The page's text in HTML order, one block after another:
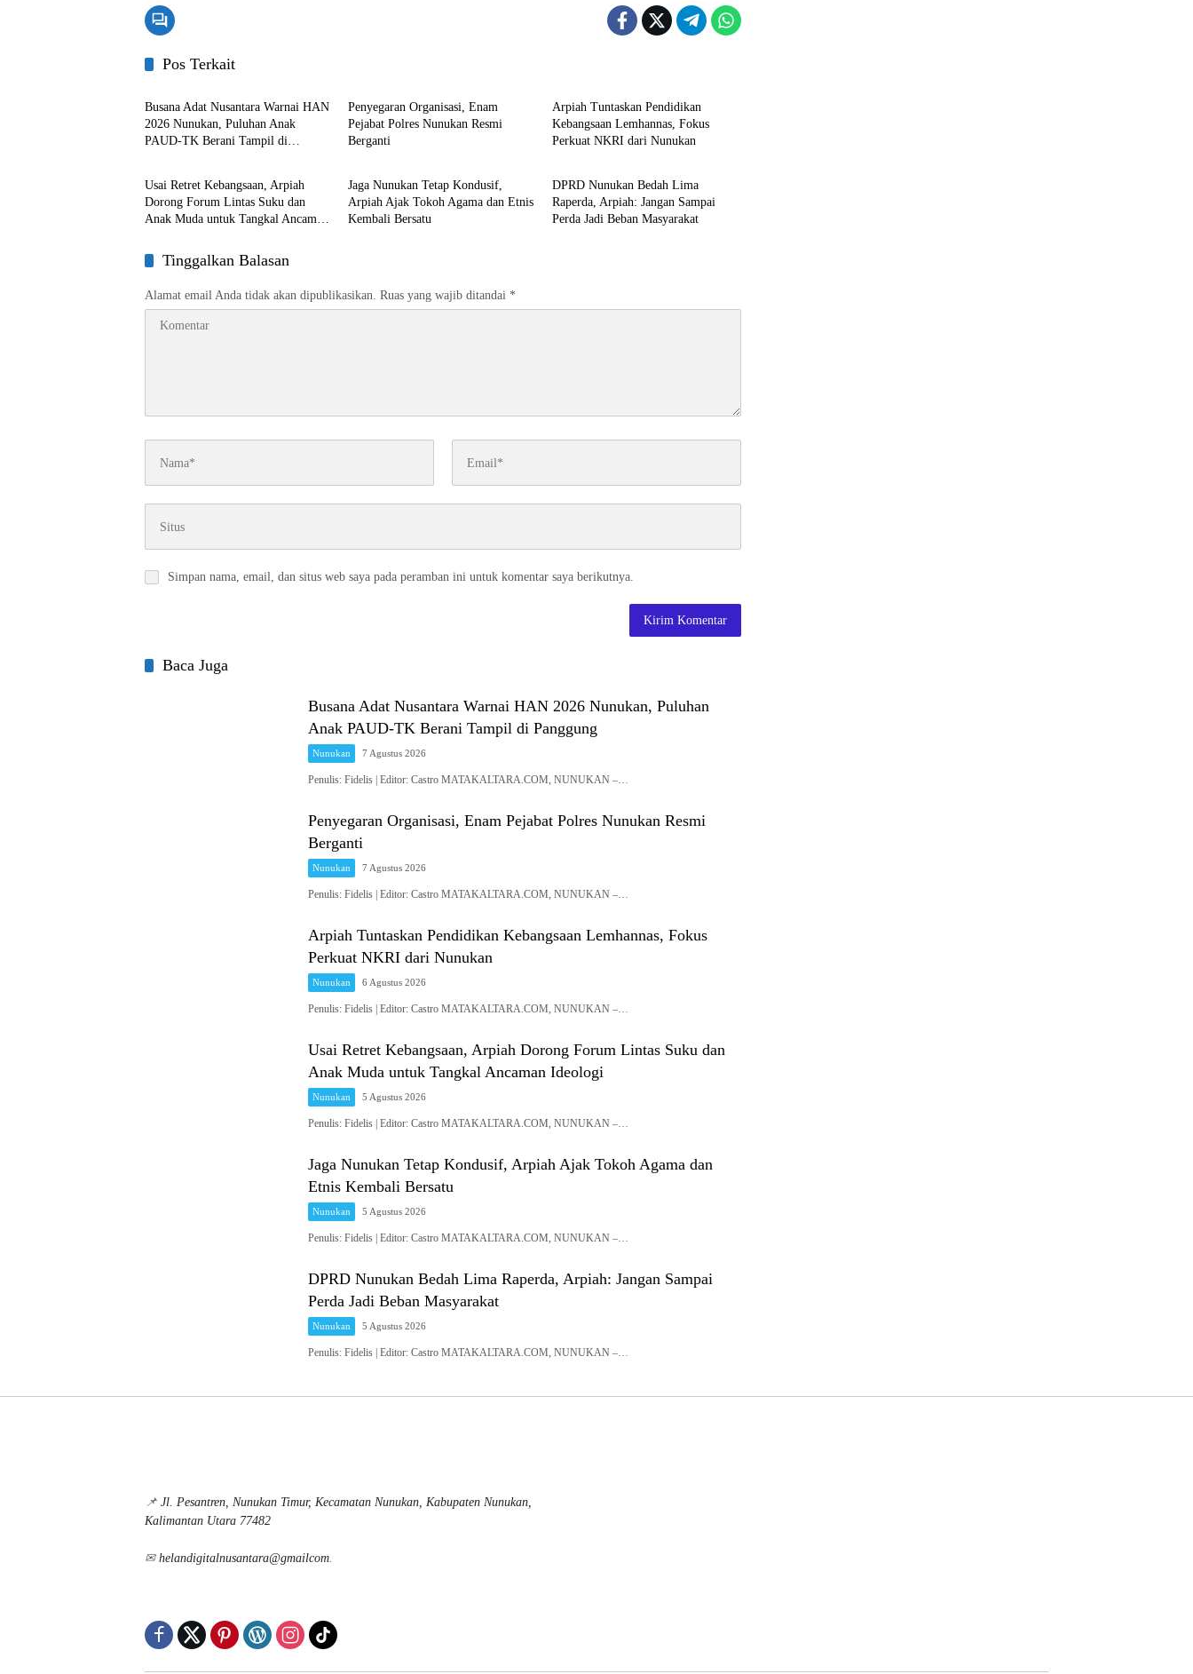
Pos Terkait
Nunukan
Busana Adat Nusantara Warnai HAN
2026 Nunukan, Puluhan Anak
PAUD-TK Berani Tampil di
Penyegaran Organisasi, Enam
Pejabat Polres Nunukan Resmi
Berganti
Arpiah Tuntaskan Pendidikan
Kebangsaan Lemhannas, Fokus
Perkuat NKRI dari Nunukan
Usai Retret Kebangsaan, Arpiah
Dorong Forum Lintas Suku dan
Anak Muda untuk Tangkal Ancaman
Nunukan
Jaga Nunukan Tetap Kondusif,
Arpiah Ajak Tokoh Agama dan Etnis
Kembali Bersatu
DPRD Nunukan Bedah Lima
Raperda, Arpiah: Jangan Sampai
Perda Jadi Beban Masyarakat
Tinggalkan Balasan
Alamat email Anda tidak akan dipublikasikan. Ruas yang wajib ditandai *
Simpan nama, email, dan situs web saya pada peramban ini untuk komentar saya berikutnya.
Baca Juga
Busana Adat Nusantara Warnai HAN 2026 Nunukan, Puluhan
Anak PAUD-TK Berani Tampil di Panggung
Nunukan 7 Agustus 2026
Penulis: Fidelis | Editor: Castro MATAKALTARA.COM, NUNUKAN –…
Penyegaran Organisasi, Enam Pejabat Polres Nunukan Resmi
Berganti
Nunukan 7 Agustus 2026
Penulis: Fidelis | Editor: Castro MATAKALTARA.COM, NUNUKAN –…
Arpiah Tuntaskan Pendidikan Kebangsaan Lemhannas, Fokus
Perkuat NKRI dari Nunukan
Nunukan 6 Agustus 2026
Penulis: Fidelis | Editor: Castro MATAKALTARA.COM, NUNUKAN –…
Usai Retret Kebangsaan, Arpiah Dorong Forum Lintas Suku dan
Anak Muda untuk Tangkal Ancaman Ideologi
Nunukan 5 Agustus 2026
Penulis: Fidelis | Editor: Castro MATAKALTARA.COM, NUNUKAN –…
Jaga Nunukan Tetap Kondusif, Arpiah Ajak Tokoh Agama dan
Etnis Kembali Bersatu
Nunukan 5 Agustus 2026
Penulis: Fidelis | Editor: Castro MATAKALTARA.COM, NUNUKAN –…
DPRD Nunukan Bedah Lima Raperda, Arpiah: Jangan Sampai
Perda Jadi Beban Masyarakat
Nunukan 5 Agustus 2026
Penulis: Fidelis | Editor: Castro MATAKALTARA.COM, NUNUKAN –…
📌 Jl. Pesantren, Nunukan Timur, Kecamatan Nunukan, Kabupaten Nunukan,
Kalimantan Utara 77482
✉ helandigitalnusantara@gmailcom.